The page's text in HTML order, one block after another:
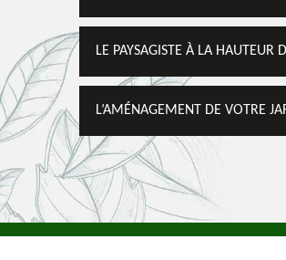
LE PAYSAGISTE À LA HAUTEUR
L’AMÉNAGEMENT DE VOTRE